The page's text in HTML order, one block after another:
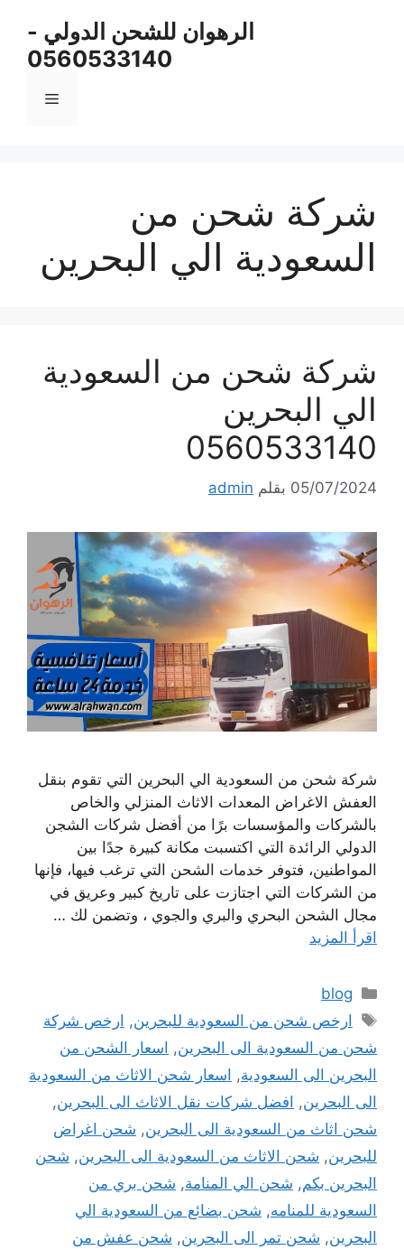
الرهوان للشحن الدولي -
0560533140
القائمة
شركة شحن من
السعودية الي البحرين
شركة شحن من السعودية
الي البحرين
0560533140
05/07/2024 بقلم admin
شركة شحن من السعودية الي البحرين التي تقوم بنقل
العفش الاغراض المعدات الاثاث المنزلي والخاص
بالشركات والمؤسسات برًا من أفضل شركات الشجن
الدولي الرائدة التي اكتسبت مكانة كبيرة جدًا بين
المواطنين، فتوفر خدمات الشحن التي ترغب فيها، فإنها
من الشركات التي اجتازت على تاريخ كبير وعريق في
مجال الشحن البحري والبري والجوي ، وتضمن لك …
اقرأ المزيد
التصنيفات
blog
الوسوم
ارخص شحن من السعودية للبحرين, ارخص شركة
شحن من السعودية الى البحرين, اسعار الشحن من
البحرين الى السعودية, اسعار شحن الاثاث من السعودية
الى البحرين, افضل شركات نقل الاثاث الى البحرين,
شحن اثاث من السعودية الى البحرين, شحن اغراض
للبحرين, شحن الاثاث من السعودية الى البحرين, شحن
البحرين بكم, شحن الي المنامة, شحن بري من
السعودية للمنامه, شحن بضائع من السعودية الي
البحرين, شحن تمر الى البحرين, شحن عفش من